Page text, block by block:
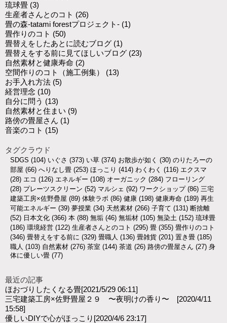
琉球畳 (3)
生産者さんとのコト (26)
畳の森-tatami forestプロジェクト- (1)
畳作りのコト (50)
畳替えをしたあとに読むブログ (1)
畳替えをする前に見てほしいブログ (23)
自然素材と健康寿命 (2)
空間作りのコト（施工例集） (13)
お手入れ方法 (5)
経営理念 (10)
自分に問う (13)
自然素材と住まい (9)
路傍の畳屋さん (1)
音楽のコト (15)
タグクラウド
SDGS (104) いぐさ (373) い草 (374) お散歩が如く (30) のりたろーの
部屋 (66) へりなし畳 (253) ほっこり (414) わくわく (116) エクスマ
(28) エコ (126) エネルギー (108) オーガニック (284) フローリング
(28) プレーツスクリーン (52) マルシェ (92) ワークショップ(86) 三宅
建築工房×佐野疊屋 (89) 体験ラボ (86) 健康 (198) 健康寿命 (189) 再生
可能エネルギー (39) 夢授業 (34) 天然素材 (266) 子育て (131) 断捨離
(52) 日本文化 (366) 本 (88) 無垢 (46) 無垢材 (105) 無染土 (152) 琉球畳
(186) 環境経営 (122) 生産者さんとのコト (295) 畳 (355) 畳作りのコト
(346) 畳替えをする前に (329) 畳職人 (136) 畳雑貨 (201) 置き畳 (185)
職人 (103) 自然素材 (276) 茶室 (144) 茶道 (26) 路傍の畳屋さん (27) 身
体に優しい畳 (77)
最近の記事
ほおづりしたくなる畳[2021/5/29 06:11]
三宅建築工房×佐野畳屋２９ 〜夜明けの香り〜 [2020/4/11
15:58]
優しいDIYで心がほっこり [2020/4/6 23:17]